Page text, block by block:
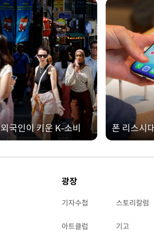
외국인이 키운 K-소비 폰 리스시
광장
기자수첩 스토리칼럼
아트클럽 기고